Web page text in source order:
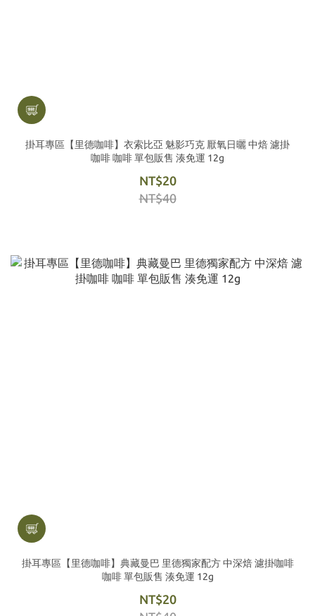
掛耳專區【里德咖啡】衣索比亞 魅影巧克 厭氧日曬 中焙 濾掛
咖啡 咖啡 單包販售 湊免運 12g
NT$20
NT$40
掛耳專區【里德咖啡】典藏曼巴 里德獨家配方 中深焙 濾掛咖啡
咖啡 單包販售 湊免運 12g
NT$20